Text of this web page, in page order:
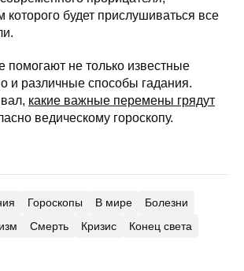
которого будет прислушиваться все
помогают не только известные
и различные способы гадания.
какие важные перемены грядут
ведическому гороскопу.
Гороскопы В мире
Болезни
Смерть Кризис
Конец света